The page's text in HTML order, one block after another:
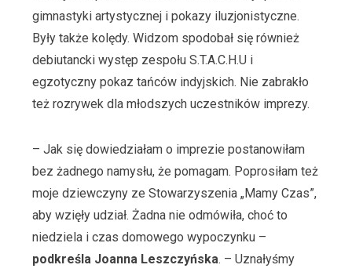
gimnastyki artystycznej i pokazy iluzjonistyczne.
Były także kolędy. Widzom spodobał się również
debiutancki występ zespołu S.T.A.C.H.U i
egzotyczny pokaz tańców indyjskich. Nie zabrakło
też rozrywek dla młodszych uczestników imprezy.
– Jak się dowiedziałam o imprezie postanowiłam
bez żadnego namysłu, że pomagam. Poprosiłam też
moje dziewczyny ze Stowarzyszenia „Mamy Czas”,
aby wzięły udział. Żadna nie odmówiła, choć to
niedziela i czas domowego wypoczynku –
podkreśla Joanna Leszczyńska. – Uznałyśmy